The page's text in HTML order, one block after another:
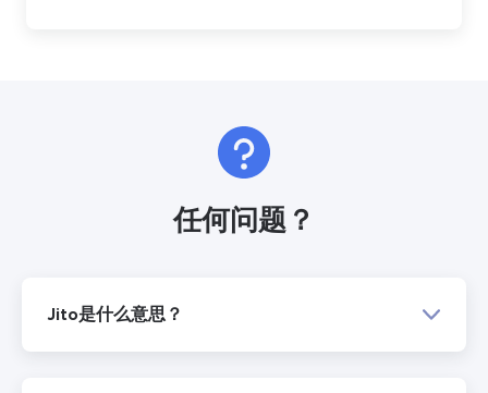
任何问题？
Jito是什么意思？